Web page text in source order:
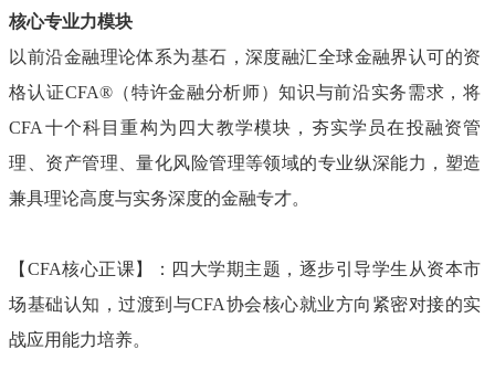
核心专业力模块
以前沿金融理论体系为基石，深度融汇全球金融界认可的资
格认证CFA®（特许金融分析师）知识与前沿实务需求，将
CFA十个科目重构为四大教学模块，夯实学员在投融资管
理、资产管理、量化风险管理等领域的专业纵深能力，塑造
兼具理论高度与实务深度的金融专才。
【 CFA核心正课】：四大学期主题，逐步引导学生从资本市
场基础认知，过渡到与CFA协会核心就业方向紧密对接的实
战应用能力培养。